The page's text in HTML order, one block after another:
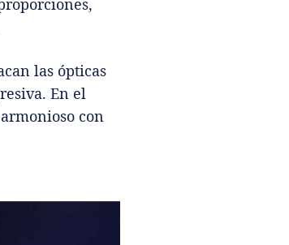
las ópticas
En el
con